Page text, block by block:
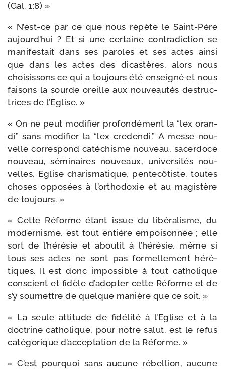
(Gal. 1:8) »
« N’est-​ce par ce que nous répète le Saint-​Père
aujourd’­hui ? Et si une cer­taine contra­dic­tion se
mani­fes­tait dans ses paroles et ses actes ain­si
que dans les actes des dicas­tères, alors nous
choi­sis­sons ce qui a tou­jours été ensei­gné et nous
fai­sons la sourde oreille aux nou­veau­tés des­truc­
trices de l’Eglise. »
« On ne peut modi­fier pro­fon­dé­ment la “lex oran­
di” sans modi­fier la “lex cre­den­di.” A messe nou­
velle cor­res­pond caté­chisme nou­veau, sacer­doce
nou­veau, sémi­naires nou­veaux, uni­ver­si­tés nou­
velles, Eglise cha­ris­ma­tique, pen­te­cô­tiste, toutes
choses oppo­sées à l’or­tho­doxie et au magis­tère
de toujours. »
« Cette Réforme étant issue du libé­ra­lisme, du
moder­nisme, est tout entière empoi­son­née ; elle
sort de l’hé­ré­sie et abou­tit à l’hé­ré­sie, même si
tous ses actes ne sont pas for­mel­le­ment héré­
tiques. Il est donc impos­sible à tout catho­lique
conscient et fidèle d’a­dop­ter cette Réforme et de
s’y sou­mettre de quelque manière que ce soit. »
« La seule atti­tude de fidé­li­té à l’Eglise et à la
doc­trine catho­lique, pour notre salut, est le refus
caté­go­rique d’ac­cep­ta­tion de la Réforme. »
« C’est pour­quoi sans aucune rébel­lion, aucune